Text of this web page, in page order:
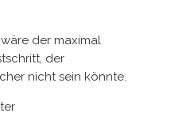
der maximal
der
nicht sein könnte.